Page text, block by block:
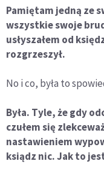
Pamiętam jedną ze
wszystkie swoje
usłyszałem od
rozgrzeszył.
No i co, była to
Była. Tyle, że gdy
czułem się
nastawieniem
ksiądz nic. Jak to